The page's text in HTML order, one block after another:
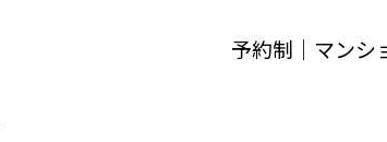
予約制｜マンシ